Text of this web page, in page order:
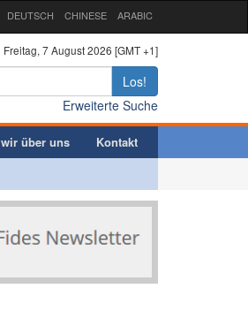
DEUTSCH CHINESE ARABIC
Freitag, 7 August 2026 [GMT +1]
Los!
Erweiterte Suche
wir über uns Kontakt